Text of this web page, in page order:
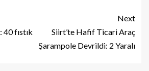
40 fıstık
Next
Siirt’te Hafif Ticari Araç
Şarampole Devrildi: 2 Yaralı